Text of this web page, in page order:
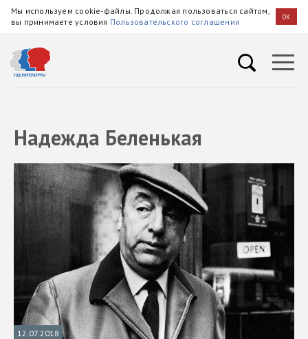
Мы используем cookie-файлы. Продолжая пользоваться сайтом,
вы принимаете условия Пользовательского соглашения OK
Надежда Беленькая
12.07.2018